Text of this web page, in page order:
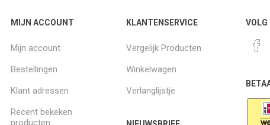
MIJN ACCOUNT
Mijn account
Bestellingen
Klant adressen
Recent bekeken
producten
KLANTENSERVICE
Vergelijk Producten
Winkelwagen
Verlanglijstje
VOLG